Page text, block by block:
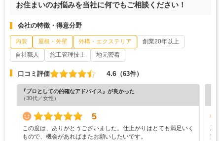
お住まいのお悩みを当社に何でもご相談ください！
会社の特徴・得意分野
内装 屋根・外壁 外構・エクステリア
創業20年以上
自社職人
施工管理技士 地元密着
口コミ評価 4.6 （63件）
『プロとしての的確なアドバイス』が良かった
（30代／女性）
5
この度は、ありがとうございました。仕上がりはとても満足いく
もので、機会があればまたお願いしたいです。
工
素